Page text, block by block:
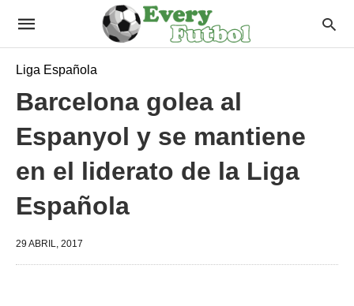
Liga Española
Barcelona golea al
Espanyol y se mantiene
en el liderato de la Liga
Española
29 ABRIL, 2017